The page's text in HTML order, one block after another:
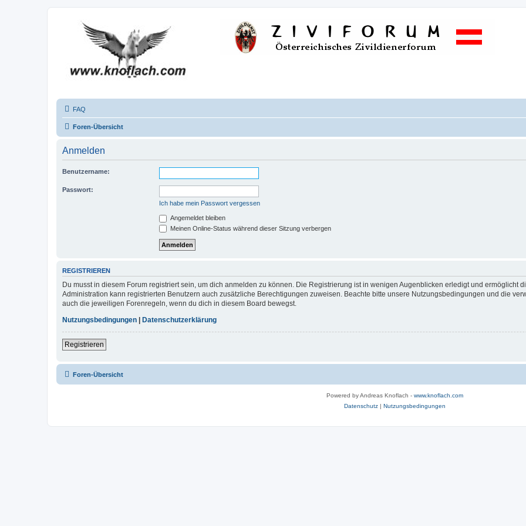
FAQ
Foren-Übersicht
Anmelden
Benutzername:
Passwort:
Ich habe mein Passwort vergessen
Angemeldet bleiben
Meinen Online-Status während dieser Sitzung verbergen
REGISTRIEREN
Du musst in diesem Forum registriert sein, um dich anmelden zu können. Die Registrierung ist in wenigen Augenblicken erledigt und ermöglicht
Administration kann registrierten Benutzern auch zusätzliche Berechtigungen zuweisen. Beachte bitte unsere Nutzungsbedingungen und die
auch die jeweiligen Forenregeln, wenn du dich in diesem Board bewegst.
Nutzungsbedingungen | Datenschutzerklärung
Registrieren
Foren-Übersicht
Powered by Andreas Knoflach - www.knoflach.com
Datenschutz| Nutzungsbedingungen